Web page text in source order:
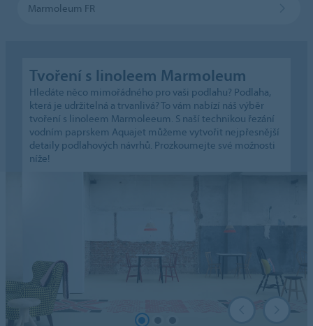
Marmoleum FR
Tvoření s linoleem Marmoleum
Hledáte něco mimořádného pro vaši podlahu? Podlaha,
která je udržitelná a trvanlivá? To vám nabízí náš výběr
tvoření s linoleem Marmoleeum. S naší technikou řezání
vodním paprskem Aquajet můžeme vytvořit nejpřesnější
detaily podlahových návrhů. Prozkoumejte své možnosti
níže!